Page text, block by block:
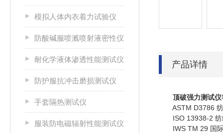
模拟人体内衣着力试验仪
防酸碱服喷溅喷射液密性仪
耐化学液体渗透性能测试仪
防护服抗冲击磨损测试仪
手套隔热测试仪
服装防电磁辐射性能测试仪
产品详情
顶破强力测试仪
ASTM D3786 纺
ISO 13938-2 纺
IWS TM 29 国